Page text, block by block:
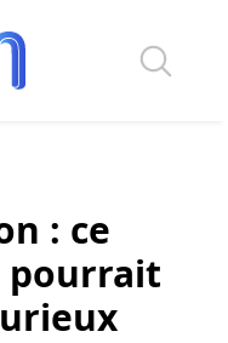
: ce
pourrait